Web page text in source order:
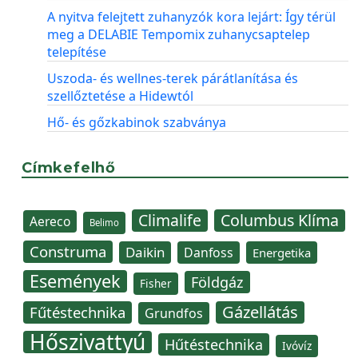
A nyitva felejtett zuhanyzók kora lejárt: Így térül
meg a DELABIE Tempomix zuhanycsaptelep
telepítése
Uszoda- és wellnes-terek párátlanítása és
szellőztetése a Hidewtól
Hő- és gőzkabinok szabványa
Címkefelhő
Aereco Belimo Climalife Columbus Klíma
Construma Daikin Danfoss Energetika
Események Fisher Földgáz
Fűtéstechnika Grundfos Gázellátás
Hőszivattyú Hűtéstechnika Ivóvíz